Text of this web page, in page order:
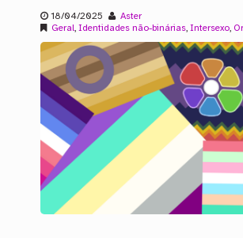
18/04/2025
Aster
Geral, Identidades não-binárias, Intersexo,